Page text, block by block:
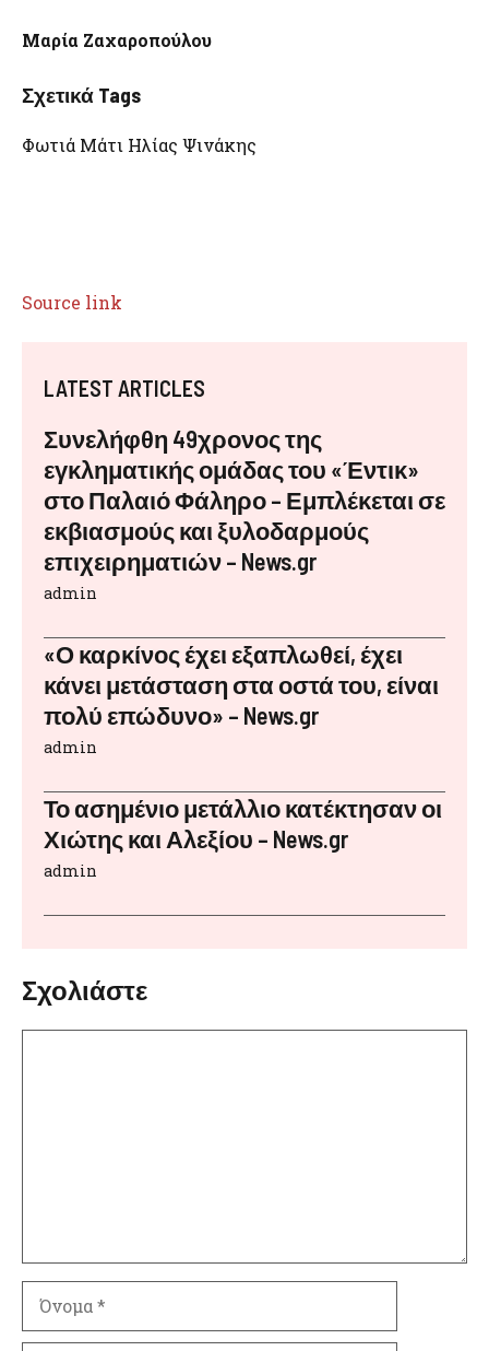
Μαρία Ζαχαροπούλου
Σχετικά Tags
Φωτιά Μάτι Ηλίας Ψινάκης
Source link
LATEST ARTICLES
Συνελήφθη 49χρονος της
εγκληματικής ομάδας του «Έντικ»
στο Παλαιό Φάληρο – Εμπλέκεται σε
εκβιασμούς και ξυλοδαρμούς
επιχειρηματιών – News.gr
admin
«Ο καρκίνος έχει εξαπλωθεί, έχει
κάνει μετάσταση στα οστά του, είναι
πολύ επώδυνο» – News.gr
admin
Το ασημένιο μετάλλιο κατέκτησαν οι
Χιώτης και Αλεξίου – News.gr
admin
Σχολιάστε